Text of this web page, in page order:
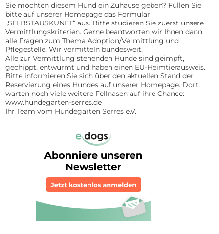
Sie möchten diesem Hund ein Zuhause geben? Füllen Sie
bitte auf unserer Homepage das Formular
„SELBSTAUSKUNFT“ aus. Bitte studieren Sie zuerst unsere
Vermittlungskriterien. Gerne beantworten wir Ihnen dann
alle Fragen zum Thema Adoption/Vermittlung und
Pflegestelle. Wir vermitteln bundesweit.
Alle zur Vermittlung stehenden Hunde sind geimpft,
gechippt, entwurmt und haben einen EU-Heimtierausweis.
Bitte informieren Sie sich über den aktuellen Stand der
Reservierung eines Hundes auf unserer Homepage. Dort
warten noch viele weitere Fellnasen auf ihre Chance:
www.hundegarten-serres.de
Ihr Team vom Hundegarten Serres e.V.